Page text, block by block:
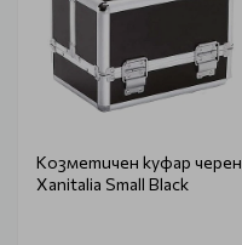
Козметичен куфар черен
Xanitalia Small Black